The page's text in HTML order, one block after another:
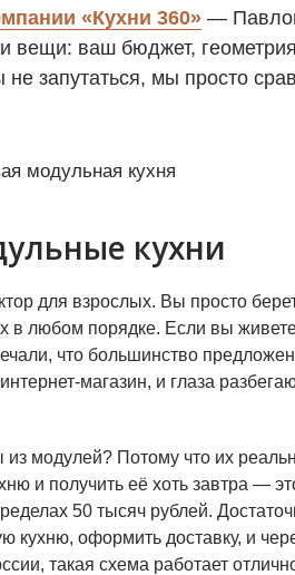
«Кухни 360» —
вещи: ваш бюджет,
запутаться, мы просто
кухни
для взрослых. Вы просто
в любом порядке. Если вы
что большинство
магазин, и глаза
модулей? Потому что их
и получить её хоть завтра —
50 тысяч рублей.
оформить доставку, и
такая схема работает